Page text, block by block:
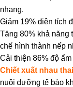
nhang.
Giảm 19% diện tích
Tăng 80% khả năng
chế hình thành nếp
Cải thiện 86% độ
Chiết xuất nhau
nuôi dưỡng tế bào